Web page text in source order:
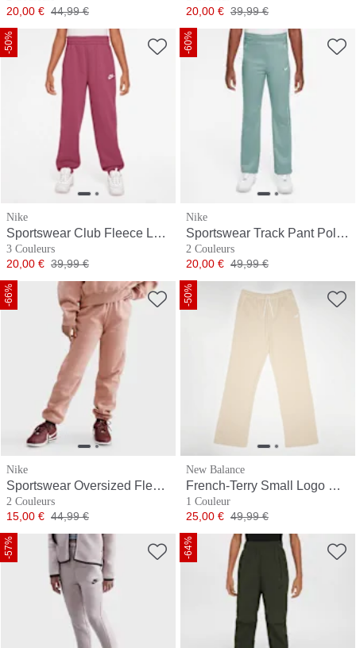
Prix
20,00 € Prix original
44,99 € Prix
20,00 € Prix original
39,99 €
-50%
Nike
Sportswear Club Fleece Loose Pant
3 Couleurs
Prix
20,00 € Prix original
39,99 €
-60%
Nike
Sportswear Track Pant Poly Knit
2 Couleurs
Prix
20,00 € Prix original
49,99 €
-66%
Nike
Sportswear Oversized Fleece Pants
2 Couleurs
Prix
15,00 € Prix original
44,99 €
-50%
New Balance
French-Terry Small Logo Wide Leg Jogger
1 Couleur
Prix
25,00 € Prix original
49,99 €
-57% -64%